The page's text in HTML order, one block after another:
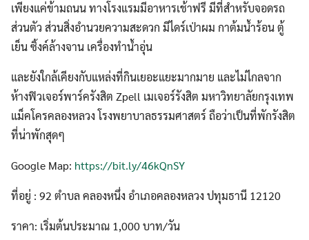
เพียงแค่ข้ามถนน ทางโรงแรมมีอาหารเช้าฟรี มีที่สำหรับจอดรถ
ส่วนตัว ส่วนสิ่งอำนวยความสะดวก มีไดร์เป่าผม กาต้มน้ำร้อน ตู้
เย็น ซิ้งค์ล้างจาน เครื่องทำน้ำอุ่น
และยังใกล้เคียงกับแหล่งที่กินเยอะแยะมากมาย และไม่ไกลจาก
ห้างฟิวเจอร์พาร์ครังสิต Zpell เมเจอร์รังสิต มหาวิทยาลัยกรุงเทพ
แม็คโครคลองหลวง โรงพยาบาลธรรมศาสตร์ ถือว่าเป็นที่พักรังสิต
ที่น่าพักสุดๆ
Google Map: https://bit.ly/46kQnSY
ที่อยู่ : 92 ตำบล คลองหนึ่ง อำเภอคลองหลวง ปทุมธานี 12120
ราคา: เริ่มต้นประมาณ 1,000 บาท/วัน